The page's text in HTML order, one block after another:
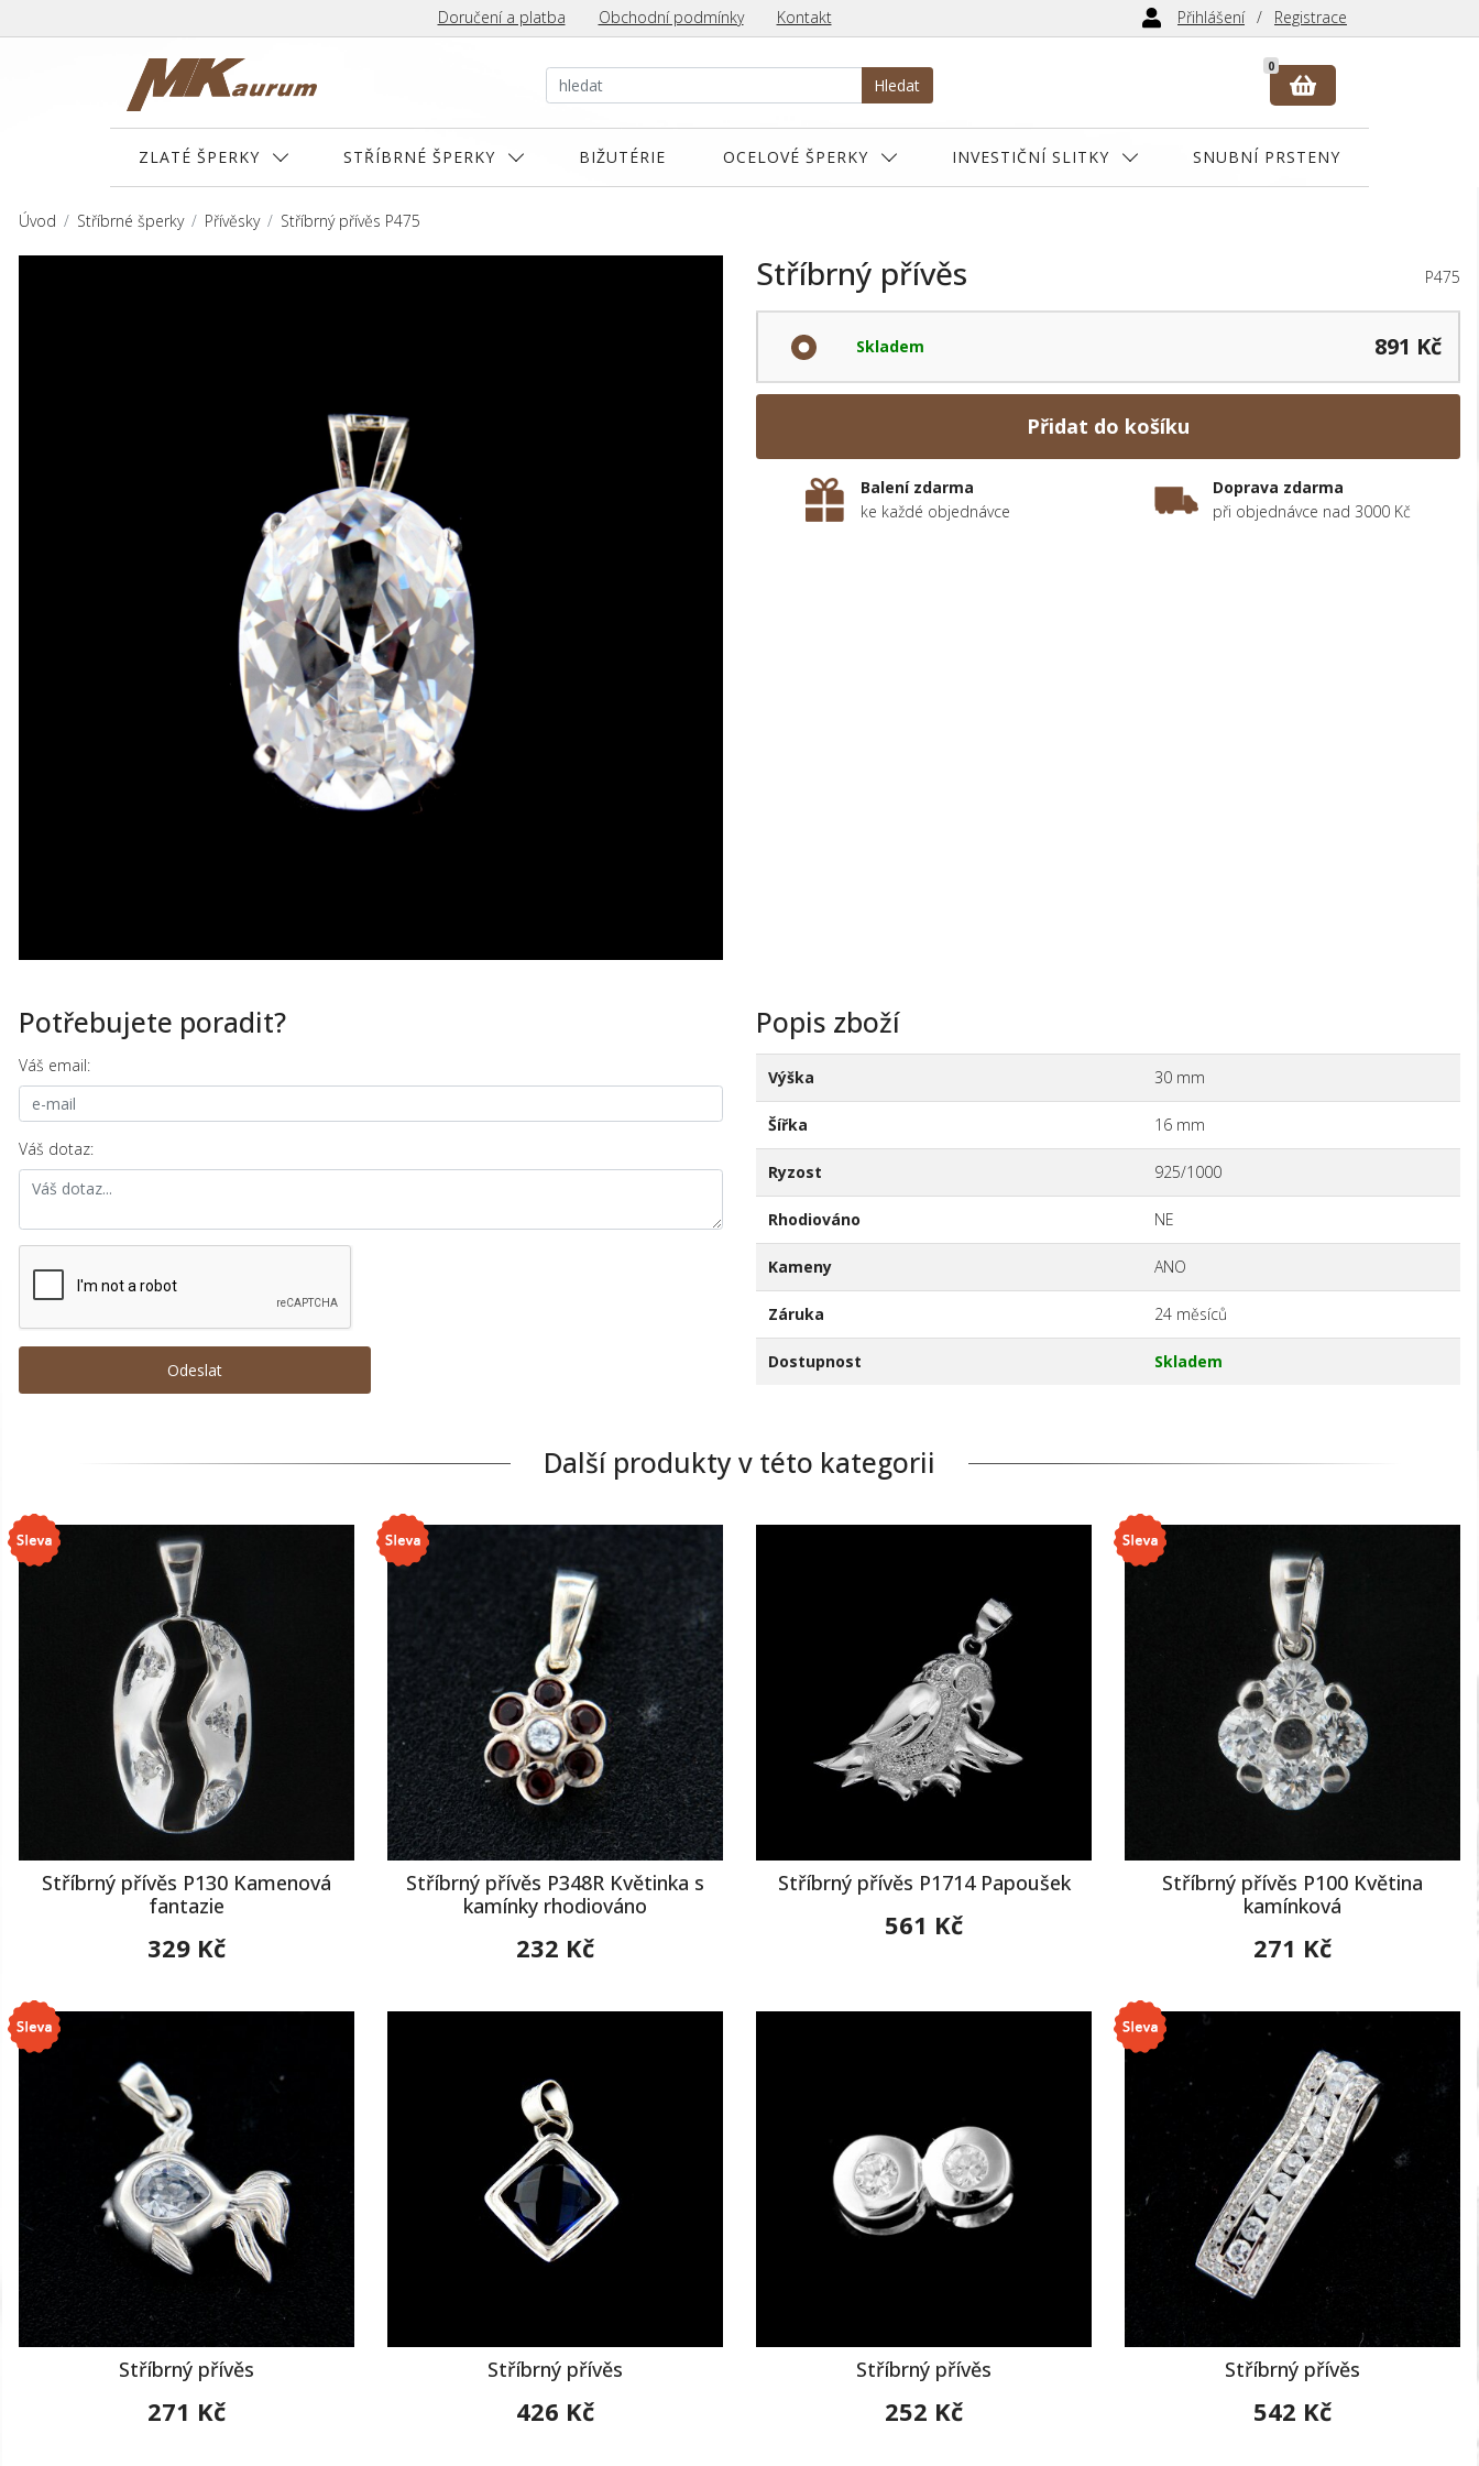
Doručení a platba Obchodní podmínky Kontakt Přihlášení Registrace
Hledat
0
ZLATÉ ŠPERKY STŘÍBRNÉ ŠPERKY BIŽUTÉRIE OCELOVÉ ŠPERKY INVESTIČNÍ SLITKY SNUBNÍ PRSTENY
Úvod Stříbrné šperky Přívěsky Stříbrný přívěs P475
Stříbrný přívěs P475
Skladem 891 Kč
Přidat do košíku
Balení zdarma
ke každé objednávce
Doprava zdarma
při objednávce nad 3000 Kč
Popis zboží
Výška 30 mm
Šířka 16 mm
Ryzost 925/1000
Rhodiováno NE
Kameny ANO
Záruka 24 měsíců
Dostupnost Skladem
Potřebujete poradit?
Váš email:
Váš dotaz:
Další produkty v této kategorii
Stříbrný přívěs P130 Kamenová
fantazie
329 Kč
Stříbrný přívěs P348R Květinka s
kamínky rhodiováno
232 Kč
Stříbrný přívěs P1714 Papoušek
561 Kč
Stříbrný přívěs P100 Květina
kamínková
271 Kč
Stříbrný přívěs
271 Kč
Stříbrný přívěs
426 Kč
Stříbrný přívěs
252 Kč
Stříbrný přívěs
542 Kč